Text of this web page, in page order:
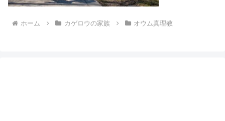
ホーム カゲロウの家族 オウム真理教